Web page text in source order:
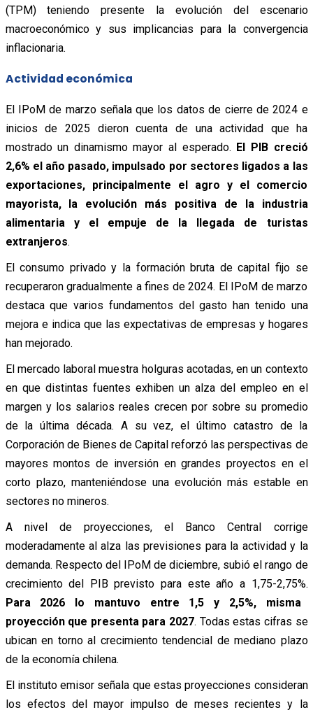
(TPM) teniendo presente la evolución del escenario
macroeconómico y sus implicancias para la convergencia
inflacionaria.
Actividad económica
El IPoM de marzo señala que los datos de cierre de 2024 e
inicios de 2025 dieron cuenta de una actividad que ha
mostrado un dinamismo mayor al esperado. El PIB creció
2,6% el año pasado, impulsado por sectores ligados a las
exportaciones, principalmente el agro y el comercio
mayorista, la evolución más positiva de la industria
alimentaria y el empuje de la llegada de turistas
extranjeros.
El consumo privado y la formación bruta de capital fijo se
recuperaron gradualmente a fines de 2024. El IPoM de marzo
destaca que varios fundamentos del gasto han tenido una
mejora e indica que las expectativas de empresas y hogares
han mejorado.
El mercado laboral muestra holguras acotadas, en un contexto
en que distintas fuentes exhiben un alza del empleo en el
margen y los salarios reales crecen por sobre su promedio
de la última década. A su vez, el último catastro de la
Corporación de Bienes de Capital reforzó las perspectivas de
mayores montos de inversión en grandes proyectos en el
corto plazo, manteniéndose una evolución más estable en
sectores no mineros.
A nivel de proyecciones, el Banco Central corrige
moderadamente al alza las previsiones para la actividad y la
demanda. Respecto del IPoM de diciembre, subió el rango de
crecimiento del PIB previsto para este año a 1,75-2,75%.
Para 2026 lo mantuvo entre 1,5 y 2,5%, misma
proyección que presenta para 2027. Todas estas cifras se
ubican en torno al crecimiento tendencial de mediano plazo
de la economía chilena.
El instituto emisor señala que estas proyecciones consideran
los efectos del mayor impulso de meses recientes y la